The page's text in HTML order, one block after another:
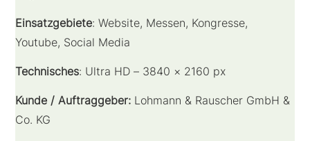
Einsatzgebiete: Website, Messen, Kongresse,
Youtube, Social Media
Technisches: Ultra HD – 3840 × 2160 px
Kunde / Auftraggeber: Lohmann & Rauscher GmbH &
Co. KG